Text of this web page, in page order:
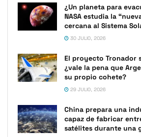
¿Un planeta para
NASA estudia la
cercana al Sistema
30 JULIO, 2026
El proyecto Tronador
¿vale la pena que
su propio cohete?
29 JULIO, 2026
China prepara una
capaz de fabricar
satélites durante una